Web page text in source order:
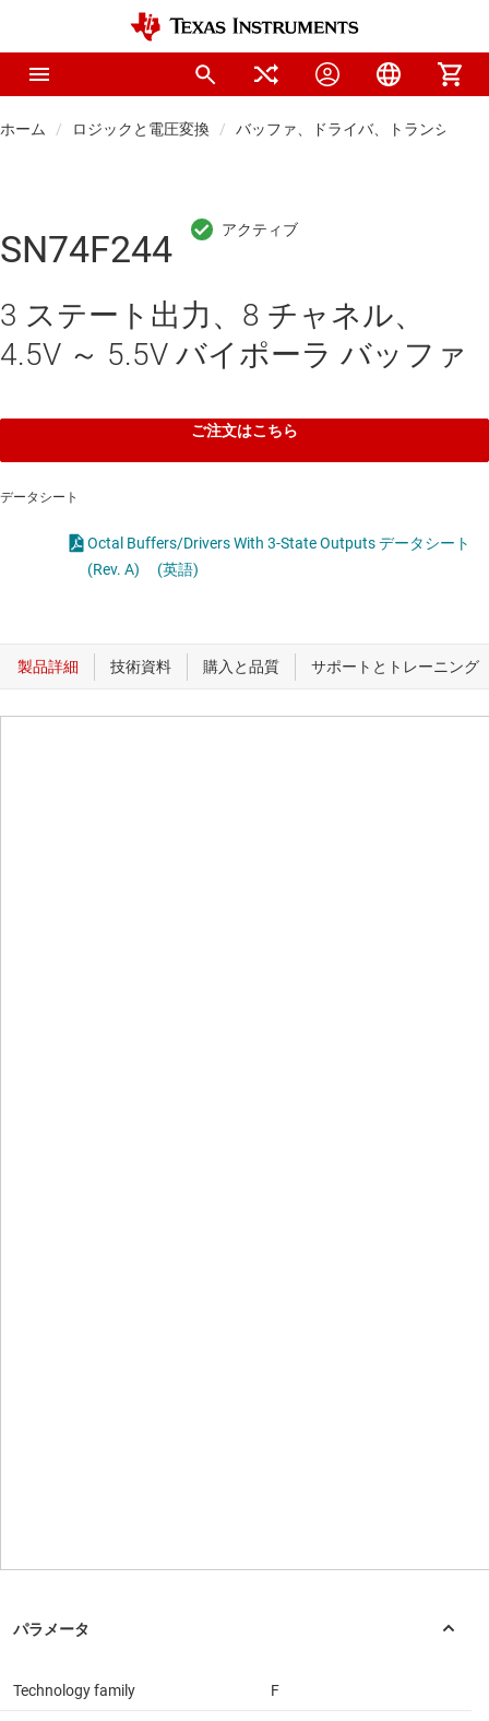
ホーム ロジックと電圧変換 バッファ、ドライバ、トランシーバ
SN74F244
3 ステート出力、8 チャネル、
4.5V ～ 5.5V バイポーラ バッファ
ご注文はこちら
データシート
Octal Buffers/Drivers With 3-State Outputs データシート
(Rev. A)
(英語)
Technology family F